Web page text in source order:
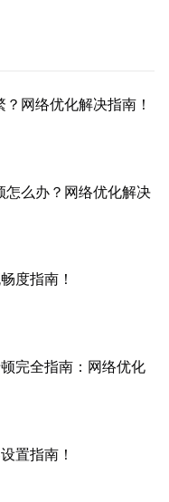
网络优化解决指南！
怎么办？网络优化解决
度指南！
完全指南：网络优化
置指南！